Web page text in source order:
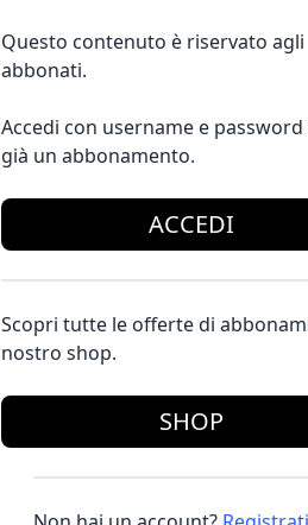
Questo contenuto è riservato agli
abbonati.
Accedi con username e password
già un abbonamento.
ACCEDI
Scopri tutte le offerte di
nostro shop.
SHOP